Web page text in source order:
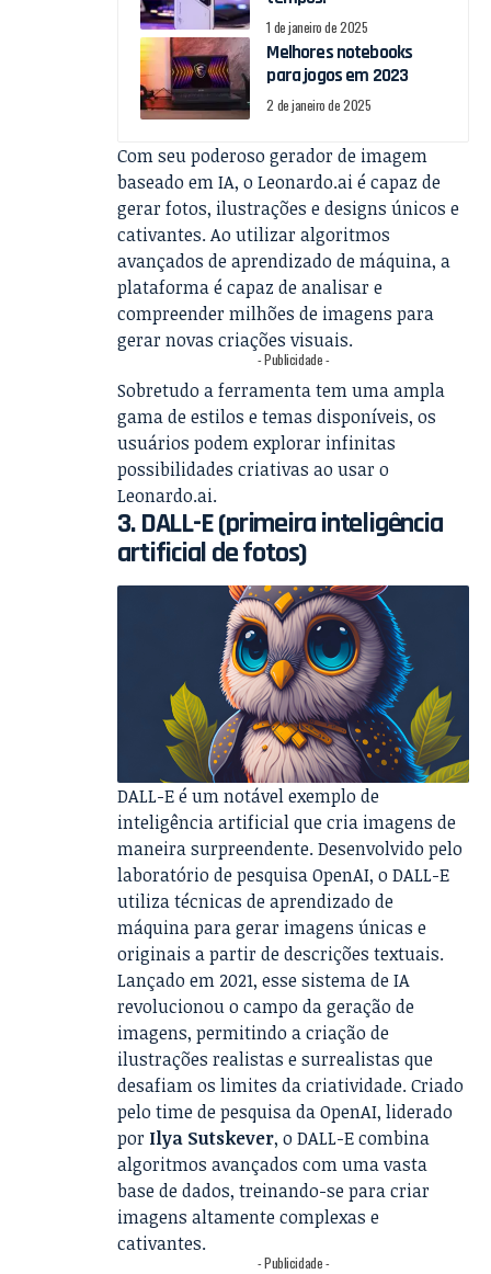
1 de janeiro de 2025
Melhores notebooks
para jogos em 2023
2 de janeiro de 2025
Com seu poderoso gerador de imagem
baseado em IA, o Leonardo.ai é capaz de
gerar fotos, ilustrações e designs únicos e
cativantes. Ao utilizar algoritmos
avançados de aprendizado de máquina, a
plataforma é capaz de analisar e
compreender milhões de imagens para
gerar novas criações visuais.
- Publicidade -
Sobretudo a ferramenta tem uma ampla
gama de estilos e temas disponíveis, os
usuários podem explorar infinitas
possibilidades criativas ao usar o
Leonardo.ai.
3. DALL-E (primeira inteligência
artificial de fotos)
DALL-E é um notável exemplo de
inteligência artificial que cria imagens de
maneira surpreendente. Desenvolvido pelo
laboratório de pesquisa OpenAI, o DALL-E
utiliza técnicas de aprendizado de
máquina para gerar imagens únicas e
originais a partir de descrições textuais.
Lançado em 2021, esse sistema de IA
revolucionou o campo da geração de
imagens, permitindo a criação de
ilustrações realistas e surrealistas que
desafiam os limites da criatividade. Criado
pelo time de pesquisa da OpenAI, liderado
por Ilya Sutskever, o DALL-E combina
algoritmos avançados com uma vasta
base de dados, treinando-se para criar
imagens altamente complexas e
cativantes.
- Publicidade -